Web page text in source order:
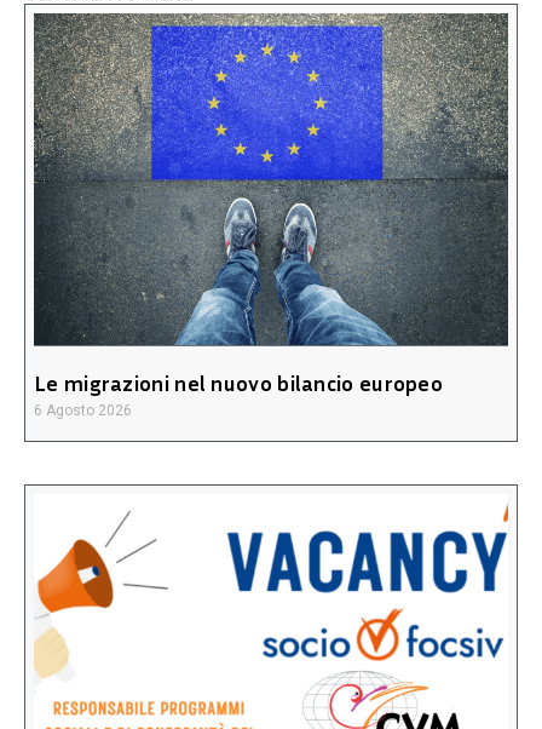
Le migrazioni nel nuovo bilancio europeo
6 Agosto 2026